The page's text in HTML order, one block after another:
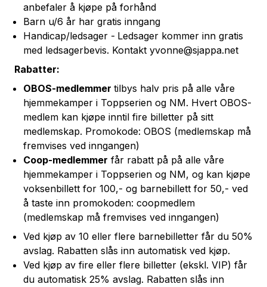
anbefaler å kjøpe på forhånd
Barn u/6 år har gratis inngang
Handicap/ledsager - Ledsager kommer inn gratis
med ledsagerbevis. Kontakt yvonne@sjappa.net
Rabatter:
OBOS-medlemmer tilbys halv pris på alle våre
hjemmekamper i Toppserien og NM. Hvert OBOS-
medlem kan kjøpe inntil fire billetter på sitt
medlemskap. Promokode: OBOS (medlemskap må
fremvises ved inngangen)
Coop-medlemmer får rabatt på på alle våre
hjemmekamper i Toppserien og NM, og kan kjøpe
voksenbillett for 100,- og barnebillett for 50,- ved
å taste inn promokoden: coopmedlem
(medlemskap må fremvises ved inngangen)
Ved kjøp av 10 eller flere barnebilletter får du 50%
avslag. Rabatten slås inn automatisk ved kjøp.
Ved kjøp av fire eller flere billetter (ekskl. VIP) får
du automatisk 25% avslag. Rabatten slås inn